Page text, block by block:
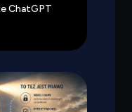
ChatGPT